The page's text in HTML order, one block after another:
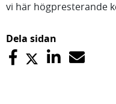
vi här högpresterande
Dela sidan